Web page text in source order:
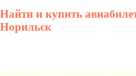
Найти и купить
Норильск